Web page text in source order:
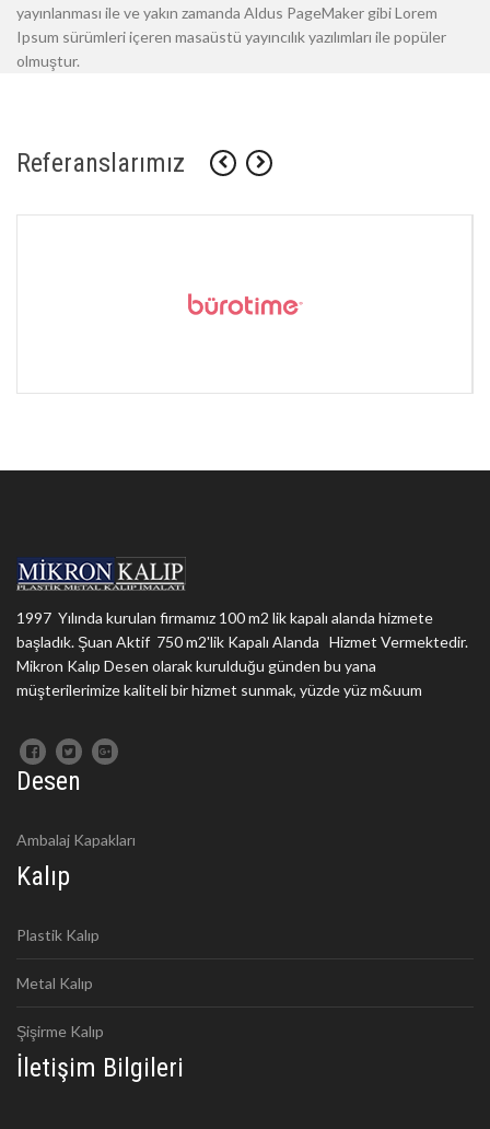
yayınlanması ile ve yakın zamanda Aldus PageMaker gibi Lorem
Ipsum sürümleri içeren masaüstü yayıncılık yazılımları ile popüler
olmuştur.
Referanslarımız
1997 Yılında kurulan firmamız 100 m2 lik kapalı alanda hizmete
başladık. Şuan Aktif 750 m2'lik Kapalı Alanda Hizmet Vermektedir.
Mikron Kalıp Desen olarak kurulduğu günden bu yana
müşterilerimize kaliteli bir hizmet sunmak, yüzde yüz m&uum
Desen
Ambalaj Kapakları
Kalıp
Plastik Kalıp
Metal Kalıp
Şişirme Kalıp
İletişim Bilgileri